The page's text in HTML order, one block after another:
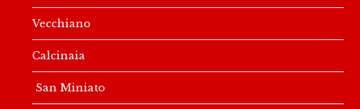
Vecchiano
Calcinaia
San Miniato